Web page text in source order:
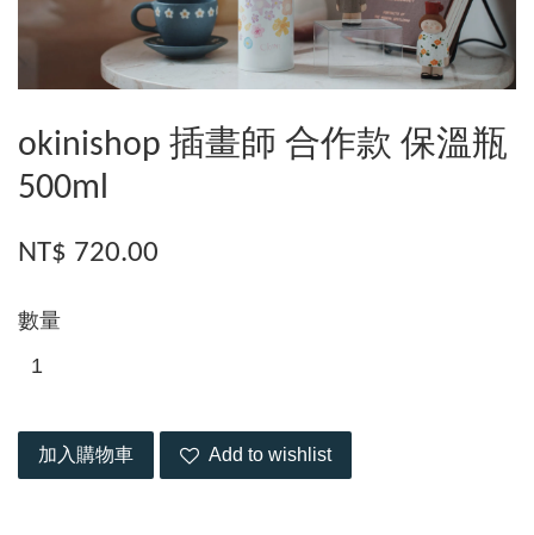
okinishop 插畫師 合作款 保溫瓶
500ml
NT$ 720.00
數量
加入購物車 Add to wishlist